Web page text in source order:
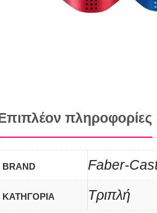
Επιπλέον πληροφορίες
BRAND Faber-
ΚΑΤΗΓΟΡΙΑ Τριπλή